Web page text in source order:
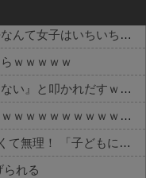
【画像】まんさん「パパ活してた過去なんて女子はいちいち覚えてないから」
ｗｗｗｗｗ
みい山『そもそも作品自体が糞つまらない』と叩かれだすｗｗｗｗｗ
マジで「女しか」使わない言葉ｗｗｗｗｗｗｗｗｗｗｗｗｗｗｗｗｗｗｗｗｗｗｗｗｗｗｗ
【驚愕】義実家の“素手おにぎり”が汚くて無理！ 「子どもに食べさせたくない！！」←お前らは食べられる？？？？？？
られる